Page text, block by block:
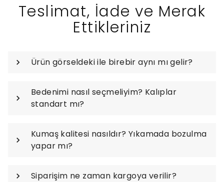
Teslimat, İade ve Merak
Ettikleriniz
Ürün görseldeki ile birebir aynı mı gelir?
Bedenimi nasıl seçmeliyim? Kalıplar
standart mı?
Kumaş kalitesi nasıldır? Yıkamada bozulma
yapar mı?
Siparişim ne zaman kargoya verilir?